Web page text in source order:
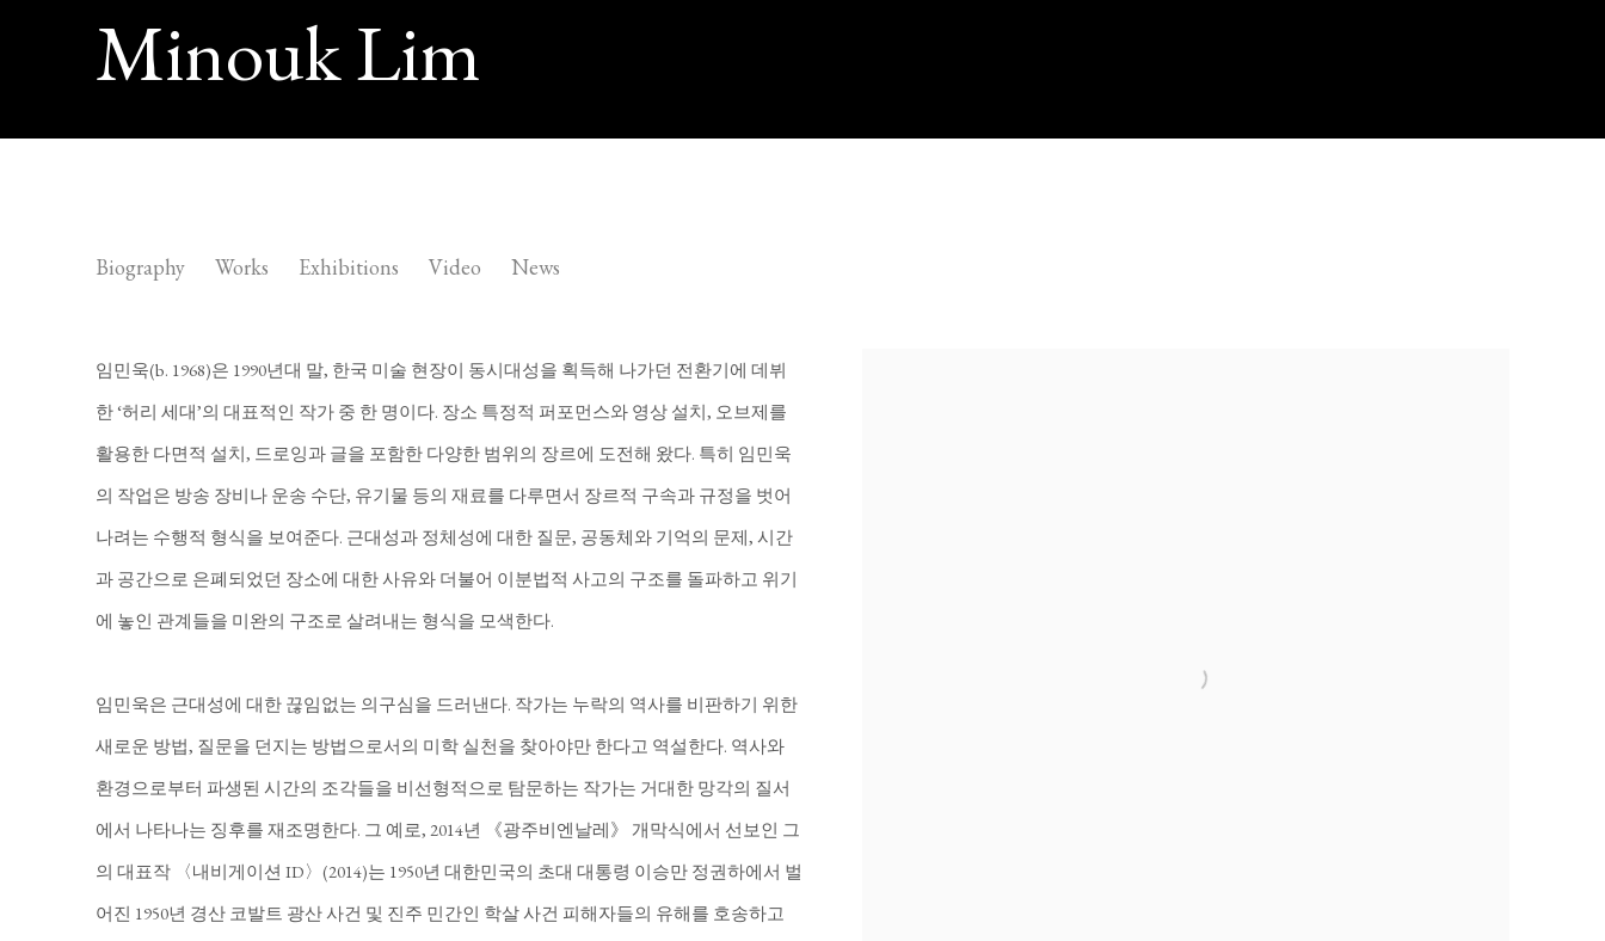
Minouk Lim
Minouk Lim
Biography Works Exhibitions Video News
임민욱(b. 1968)은 1990년대 말, 한국 미술 현장이 동시대성을 획득해 나가던 전환기에 데뷔
한 ‘허리 세대’의 대표적인 작가 중 한 명이다. 장소 특정적 퍼포먼스와 영상 설치, 오브제를
활용한 다면적 설치, 드로잉과 글을 포함한 다양한 범위의 장르에 도전해 왔다. 특히 임민욱
의 작업은 방송 장비나 운송 수단, 유기물 등의 재료를 다루면서 장르적 구속과 규정을 벗어
나려는 수행적 형식을 보여준다. 근대성과 정체성에 대한 질문, 공동체와 기억의 문제, 시간
과 공간으로 은폐되었던 장소에 대한 사유와 더불어 이분법적 사고의 구조를 돌파하고 위기
에 놓인 관계들을 미완의 구조로 살려내는 형식을 모색한다.
임민욱은 근대성에 대한 끊임없는 의구심을 드러낸다. 작가는 누락의 역사를 비판하기 위한
새로운 방법, 질문을 던지는 방법으로서의 미학 실천을 찾아야만 한다고 역설한다. 역사와
환경으로부터 파생된 시간의 조각들을 비선형적으로 탐문하는 작가는 거대한 망각의 질서
에서 나타나는 징후를 재조명한다. 그 예로, 2014년 《광주비엔날레》 개막식에서 선보인 그
의 대표작 〈내비게이션 ID〉(2014)는 1950년 대한민국의 초대 대통령 이승만 정권하에서 벌
어진 1950년 경산 코발트 광산 사건 및 진주 민간인 학살 사건 피해자들의 유해를 호송하고